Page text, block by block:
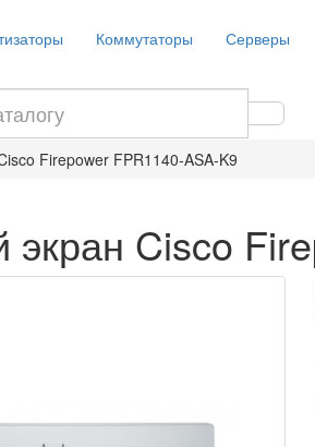
Коммутаторы Серверы
Firepower FPR1140-ASA-K9
экран Cisco